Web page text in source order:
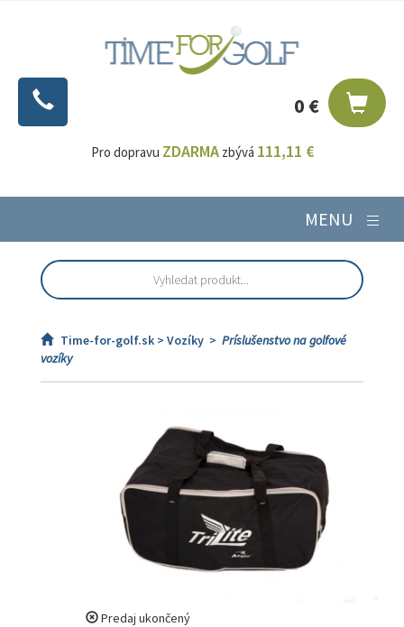
0 €
Pro dopravu ZDARMAzbývá 111,11 €
MENU
Time-for-golf.sk > Vozíky > Príslušenstvo na golfové
vozíky
Predaj ukončený